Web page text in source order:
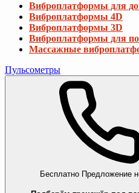
Виброплатформы для
Виброплатформы 4D
Виброплатформы 3D
Виброплатформы для
Массажные
Пульсометры
Бесплатно Предложение